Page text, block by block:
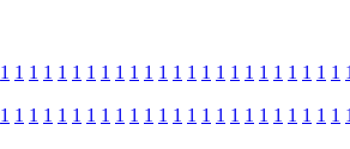
1 1 1 1 1 1 1 1 1 1 1 1 1 1 1 1 1 1 1 1 1 1 1 1 1
1 1 1 1 1 1 1 1 1 1 1 1 1 1 1 1 1 1 1 1 1 1 1 1 1